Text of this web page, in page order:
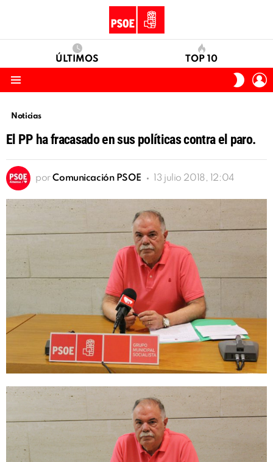
ÚLTIMOS TOP 10
SKIN
Noticias
El PP ha fracasado en sus políticas contra el paro.
por Comunicación PSOE 13 julio 2018, 12:04